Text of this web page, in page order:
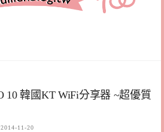
10 韓國KT WiFi分享器 ~超優質
2014-11-20